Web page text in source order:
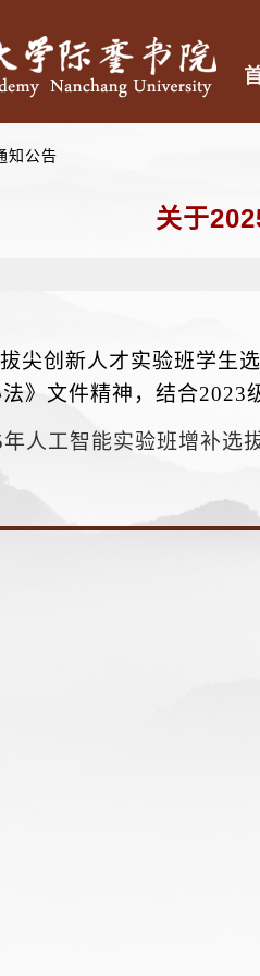
公告
关于
拔尖创新人才实验班学生
》文件精神，结合2023
人工智能实验班增补选